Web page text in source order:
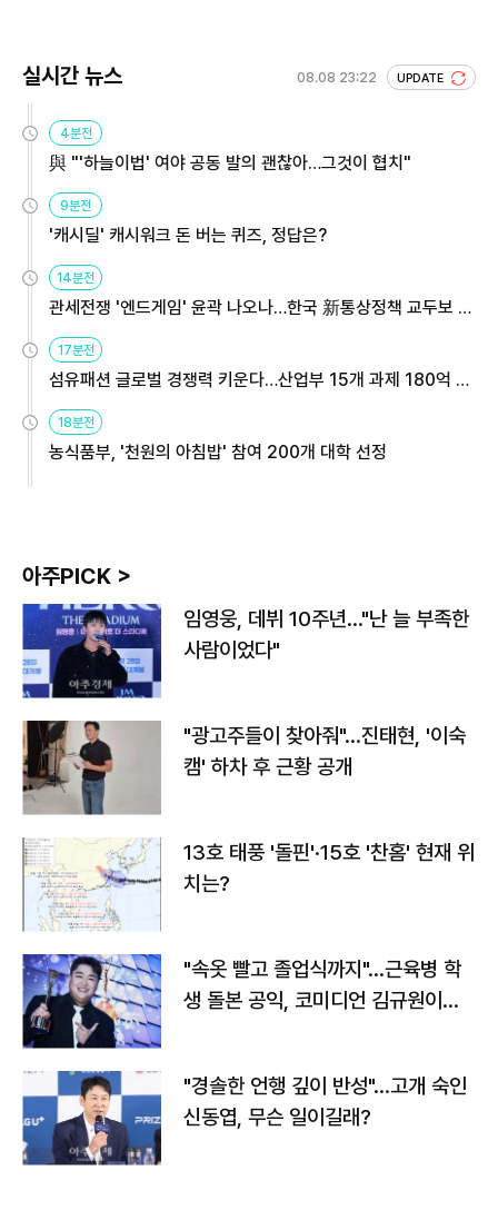
실시간 뉴스 08.08 23:22 UPDATE
4분전
與 "'하늘이법' 여야 공동 발의 괜찮아…그것이 협치"
9분전
'캐시딜' 캐시워크 돈 버는 퀴즈, 정답은?
14분전
관세전쟁 '엔드게임' 윤곽 나오나…한국 新통상정책 교두보 활
17분전
섬유패션 글로벌 경쟁력 키운다…산업부 15개 과제 180억 지
18분전
농식품부, '천원의 아침밥' 참여 200개 대학 선정
아주PICK >
임영웅, 데뷔 10주년…"난 늘 부족한
사람이었다"
"광고주들이 찾아줘"…진태현, '이숙
캠' 하차 후 근황 공개
13호 태풍 '돌핀'·15호 '찬홈' 현재 위
치는?
"속옷 빨고 졸업식까지"…근육병 학
생 돌본 공익, 코미디언 김규원이었
"경솔한 언행 깊이 반성"…고개 숙인
신동엽, 무슨 일이길래?